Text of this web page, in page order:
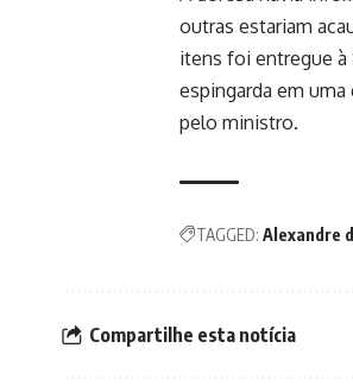
outras estariam
itens foi entregue à
espingarda em
pelo ministro.
TAGGED: Alexandre
Compartilhe esta notícia